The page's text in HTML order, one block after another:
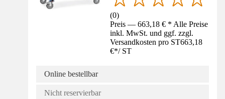
(0)
Preis — 663,18 € * Alle Preise
inkl. MwSt. und ggf. zzgl.
Versandkosten pro ST663,18
€*/ ST
Online bestellbar
Nicht reservierbar